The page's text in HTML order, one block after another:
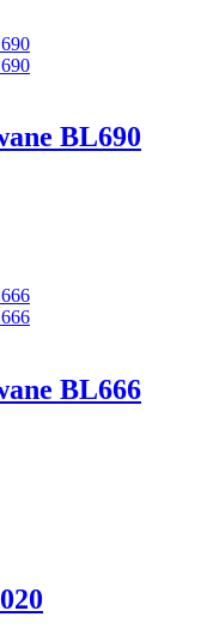
BL690
BL666